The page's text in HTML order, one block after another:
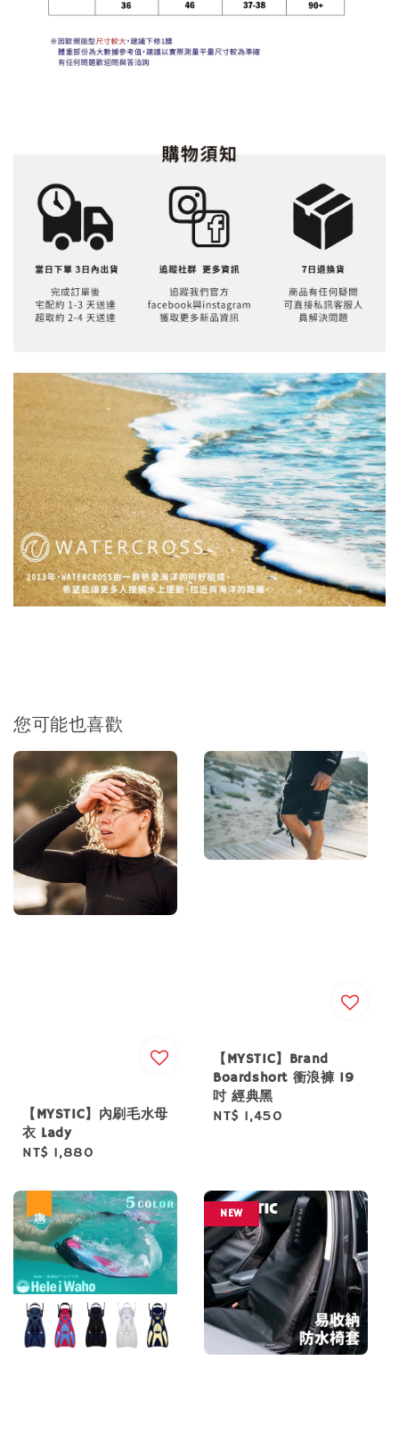
您可能也喜歡
【MYSTIC】內刷毛水母
衣 Lady
Regular
NT$ 1,880
【MYSTIC】Brand
Boardshort 衝浪褲 19
吋 經典黑
Regular
NT$ 1,450
NEW